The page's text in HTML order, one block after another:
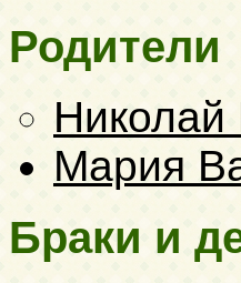
Родители
Мария
Браки и